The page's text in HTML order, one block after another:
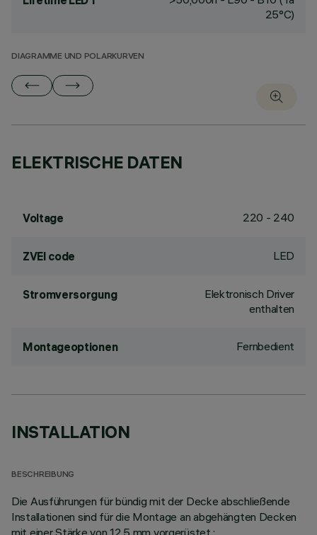
25°C)
DIAGRAMME UND POLARKURVEN
ELEKTRISCHE DATEN
Voltage 220 - 240
ZVEI code LED
Stromversorgung
Elektronisch Driver
enthalten
Montageoptionen Fernbedient
INSTALLATION
BESCHREIBUNG
Die Ausführungen für bündig mit der Decke abschließende
Installationen sind für die Montage an abgehängten Decken
mit einer Stärke von 12.5 mm vorgerüstet.;